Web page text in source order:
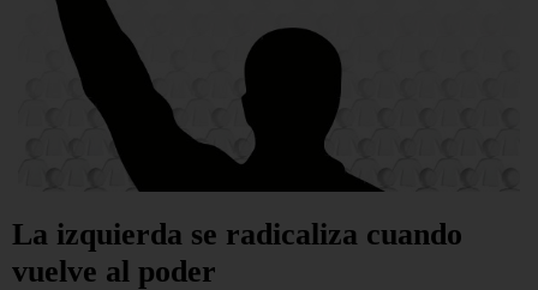
La izquierda se radicaliza cuando
vuelve al poder